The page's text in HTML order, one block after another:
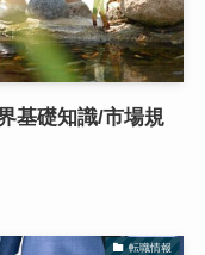
基礎知識/市場規
転職情報